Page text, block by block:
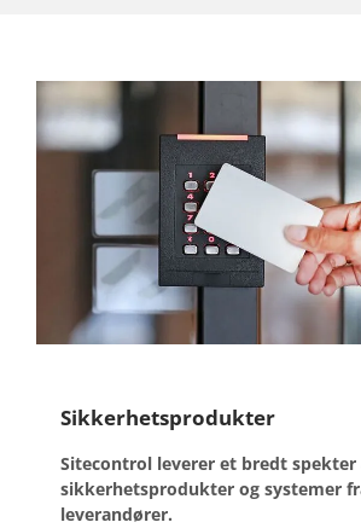
Sikkerhetsprodukter
Sitecontrol leverer et bredt spekter
sikkerhetsprodukter og systemer
leverandører.